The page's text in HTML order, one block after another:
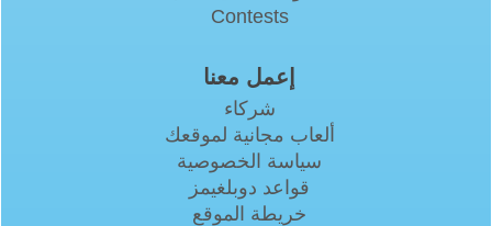
Contests
إعمل معنا
شركاء
ألعاب مجانية لموقعك
سياسة الخصوصية
قواعد دوبلغيمز
خريطة الموقع